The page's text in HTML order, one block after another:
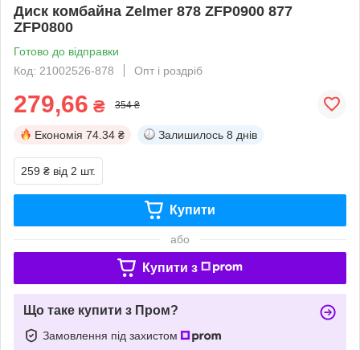
Диск комбайна Zelmer 878 ZFP0900 877
ZFP0800
Готово до відправки
Код: 21002526-878
Опт і роздріб
279,66 ₴ 354 ₴
Економія 74.34 ₴ Залишилось 8 днів
259 ₴ від 2 шт.
Купити
або
Купити з
Що таке купити з Пром?
Замовлення під захистом